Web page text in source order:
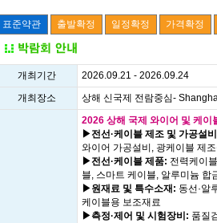
개최기간
2026.09.21 - 2026.09.24
개최장소
상해 신국제 전람중심-
2026 상해 국제 와이어 및 케
▶전선·케이블 제조 및 가공설
와이어 가공설비, 광케이블 제
▶전선·케이블 제품: 전력케이
블, 스마트 케이블, 알루미늄 합
▶원재료 및 특수소재: 동선·알
케이블용 보조재료
▶측정·제어 및 시험장비: 품질